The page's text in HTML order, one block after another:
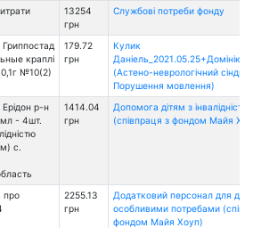
13254
грн
Службові потреби фонду
Гриппостад
краплі
№10(2)
179.72
грн
Кулик
(Астено-неврологічний
Порушення мовлення)
Ерідон р-н
- 4шт.
с.
1414.04
грн
Допомога дітям з інвалідністю
(співпраця з фондом Майя
про
2255.13
грн
Додатковий персонал для
особливими потребами
фондом Майя Хоуп)